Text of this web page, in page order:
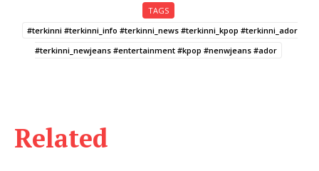
TAGS
#terkinni #terkinni_info #terkinni_news #terkinni_kpop #terkinni_ador
#terkinni_newjeans #entertainment #kpop #nenwjeans #ador
Related